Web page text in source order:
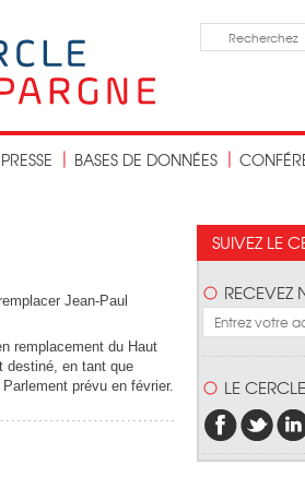
PRESSE BASES DE DONNÉES
Jean-Paul
remplacement du Haut
destiné, en tant que
prévu en février.
SUIVEZ LE
RECEVEZ
LE